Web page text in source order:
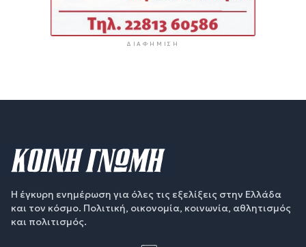
ΔΙΑΦΉΜΙΣΗ
Η έγκυρη ενημέρωση για όλες τις εξελίξεις στην Ελλάδα
και τον κόσμο. Πολιτική, οικονομία, κοινωνία, αθλητισμός
και πολιτισμός.